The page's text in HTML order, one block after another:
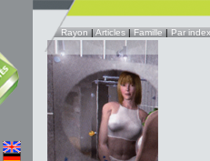
Rayon|Articles|Famille|Par index